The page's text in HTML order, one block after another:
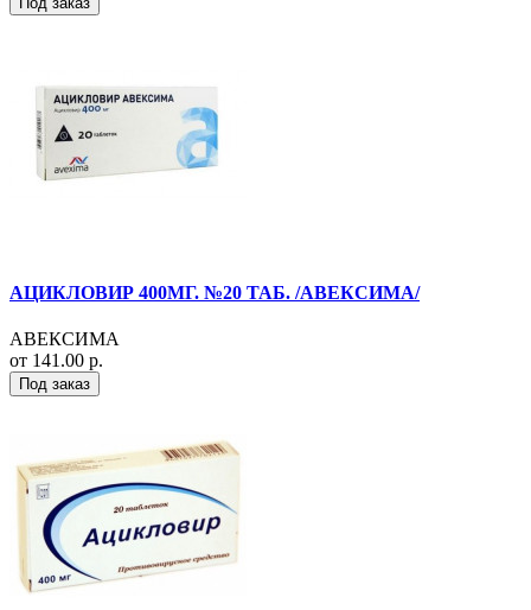
АЦИКЛОВИР 400МГ. №20 ТАБ. /АВЕКСИМА/
АВЕКСИМА
от 141.00 р.
Под заказ